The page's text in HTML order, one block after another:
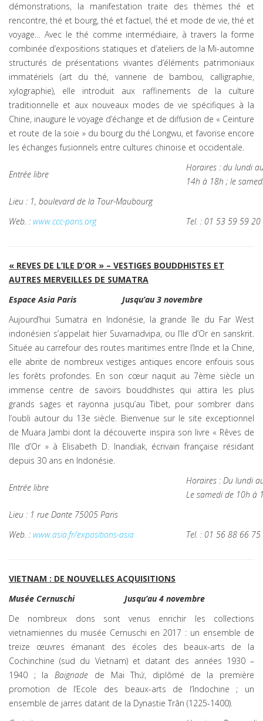
démonstrations, la manifestation traite des thèmes thé et
rencontre, thé et bourg, thé et factuel, thé et mode de vie, thé et
voyage… Avec le thé comme intermédiaire, à travers la forme
combinée d’expositions statiques et d’ateliers de la Mi-automne
structurés de présentations vivantes d’éléments patrimoniaux
immatériels (art du thé, vannerie de bambou, calligraphie,
xylographie), elle introduit aux raffinements de la culture
traditionnelle et aux nouveaux modes de vie spécifiques à la
Chine, inaugure le voyage d’échange et de diffusion de « Ceinture
et route de la soie » du bourg du thé Longwu, et favorise encore
les échanges fusionnels entre cultures chinoise et occidentale.
Entrée libre
Horaires : du lundi
14h à 18h ; le
Lieu : 1, boulevard de la Tour-Maubourg
Web. : www.ccc-paris.org Tel. : 01 53 59 59 20
« REVES DE L’ILE D’OR » – VESTIGES BOUDDHISTES ET
AUTRES MERVEILLES DE SUMATRA
Espace Asia Paris
Jusqu’au 3 novembre
Aujourd’hui Sumatra en Indonésie, la grande île du Far West
indonésien s’appelait hier Suvarnadvipa, ou l’Ile d’Or en sanskrit.
Située au carrefour des routes maritimes entre l’Inde et la Chine,
elle abrite de nombreux vestiges antiques encore enfouis sous
les forêts profondes. En son cœur naquit au 7ème siècle un
immense centre de savoirs bouddhistes qui attira les plus
grands sages et rayonna jusqu’au Tibet, pour sombrer dans
l’oubli autour du 13e siècle. Bienvenue sur le site exceptionnel
de Muara Jambi dont la découverte inspira son livre « Rêves de
l’Ile d’Or » à Elisabeth D. Inandiak, écrivain française résidant
depuis 30 ans en Indonésie.
Entrée libre
Horaires : Du lundi
Le samedi de 10h à
Lieu : 1 rue Dante 75005 Paris
Web. : www.asia.fr/expositions-asia Tel. : 01 56 88 66 75
VIETNAM : DE NOUVELLES ACQUISITIONS
Musée Cernuschi
Jusqu’au 4 novembre
De nombreux dons sont venus enrichir les collections
vietnamiennes du musée Cernuschi en 2017 : un ensemble de
treize œuvres émanant des écoles des beaux-arts de la
Cochinchine (sud du Vietnam) et datant des années 1930 –
1940 ; laBaignade de Mai Thứ, diplômé de la première
promotion de l’Ecole des beaux-arts de l’Indochine ; un
ensemble de jarres datant de la Dynastie Trân (1225-1400).